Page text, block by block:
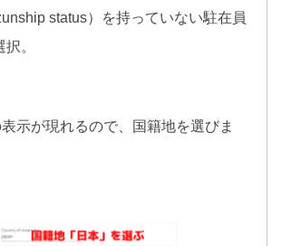
status）を持っていない駐在員
。
示が現れるので、国籍地を選びま